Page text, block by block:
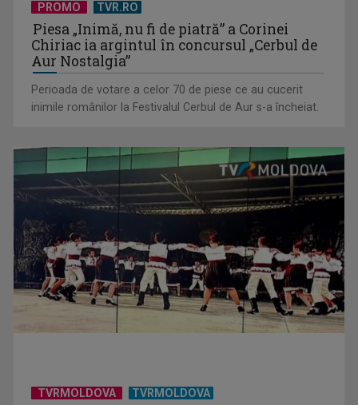
PROMO TVR.RO
Piesa „Inimă, nu fi de piatră” a Corinei
Chiriac ia argintul în concursul „Cerbul de
Aur Nostalgia”
Perioada de votare a celor 70 de piese ce au cucerit
inimile românilor la Festivalul Cerbul de Aur s-a încheiat.
TVRMOLDOVA TVRMOLDOVA